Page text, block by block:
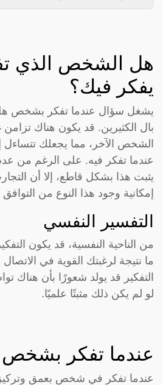
هل الشخص الذي
يفكر فيك؟
يشغل سؤال عندما تفكر بشخص
بال الكثيرين. قد يكون هناك
الشخص الآخر، مما يجعلك تتساءل
عندما تفكر فيه. على الرغم من
يثبت هذا بشكل قاطع، إلا أن
إمكانية وجود هذا النوع من
التفسير النفسي
من الناحية النفسية، قد يكون
ما نتيجة لرغبتك القوية في الاتصال
التفكير قد يولد شعورًا بأن هناك
لو لم يكن ذلك مثبتًا علميًا.
عندما تفكر
عندما تفكر في شخص بعمق